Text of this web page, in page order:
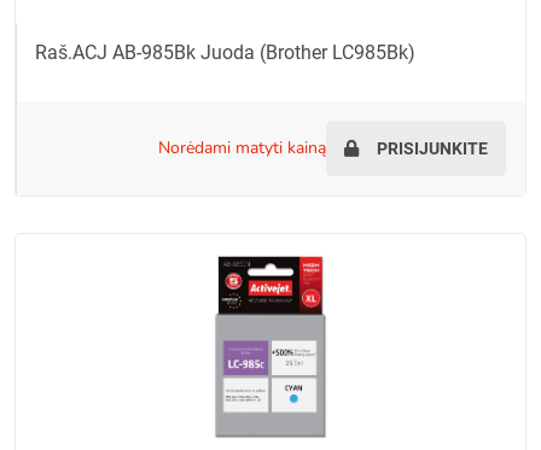
Raš.ACJ AB-985Bk Juoda (Brother LC985Bk)
norėdami matyti kainą PRISIJUNKITE